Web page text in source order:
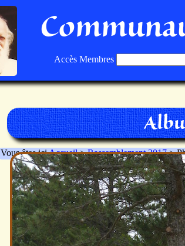
Accès Membres
Vous êtes iciAccueil>Rassemblement 2017>